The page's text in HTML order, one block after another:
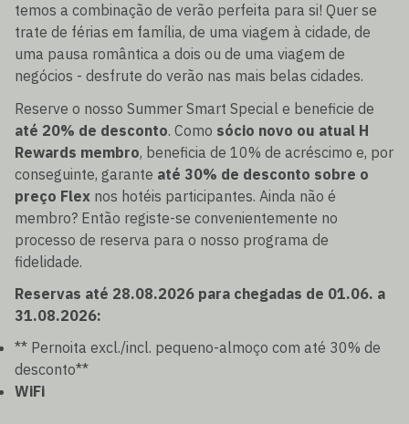
temos a combinação de verão perfeita para si! Quer se
trate de férias em família, de uma viagem à cidade, de
uma pausa romântica a dois ou de uma viagem de
negócios - desfrute do verão nas mais belas cidades.
Reserve o nosso Summer Smart Special e beneficie de
até 20% de desconto. Como sócio novo ou atual H
Rewards membro, beneficia de 10% de acréscimo e, por
conseguinte, garante até 30% de desconto sobre o
preço Flex nos hotéis participantes. Ainda não é
membro? Então registe-se convenientemente no
processo de reserva para o nosso programa de
fidelidade.
Reservas até 28.08.2026 para chegadas de 01.06. a
31.08.2026:
** Pernoita excl./incl. pequeno-almoço com até 30% de
desconto**
WiFi